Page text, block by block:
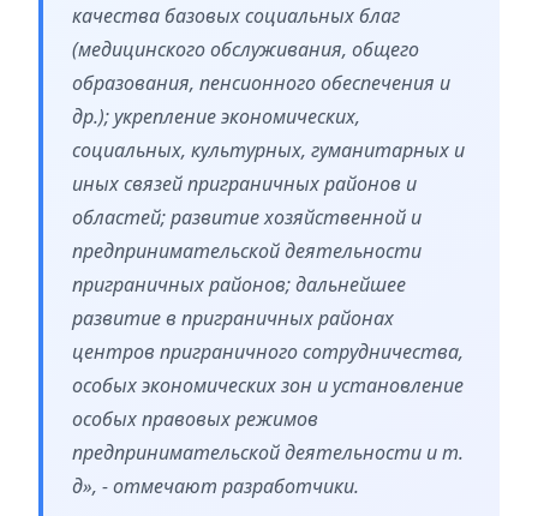
качества базовых социальных благ
(медицинского обслуживания, общего
образования, пенсионного обеспечения и
др.); укрепление экономических,
социальных, культурных, гуманитарных и
иных связей приграничных районов и
областей; развитие хозяйственной и
предпринимательской деятельности
приграничных районов; дальнейшее
развитие в приграничных районах
центров приграничного сотрудничества,
особых экономических зон и установление
особых правовых режимов
предпринимательской деятельности и т.
д», - отмечают разработчики.